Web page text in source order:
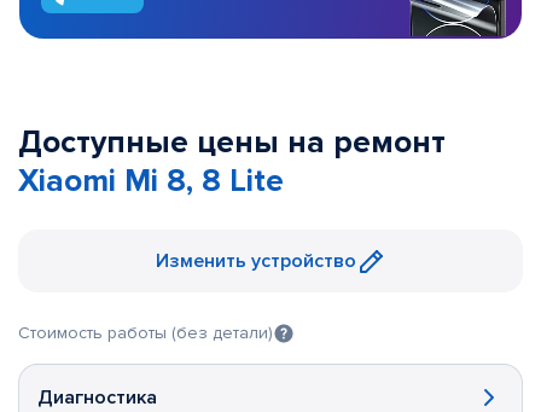
Доступные цены на ремонт
Xiaomi Mi 8, 8 Lite
Изменить устройство
Стоимость работы (без детали)
Диагностика